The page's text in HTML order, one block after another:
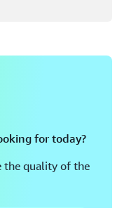
for today?
the quality of the